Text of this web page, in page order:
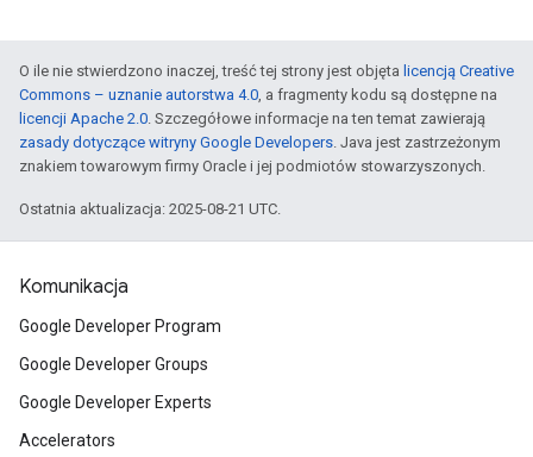
O ile nie stwierdzono inaczej, treść tej strony jest objęta licencją Creative
Commons – uznanie autorstwa 4.0, a fragmenty kodu są dostępne na
licencji Apache 2.0. Szczegółowe informacje na ten temat zawierają
zasady dotyczące witryny Google Developers. Java jest zastrzeżonym
znakiem towarowym firmy Oracle i jej podmiotów stowarzyszonych.
Ostatnia aktualizacja: 2025-08-21 UTC.
Komunikacja
Google Developer Program
Google Developer Groups
Google Developer Experts
Accelerators